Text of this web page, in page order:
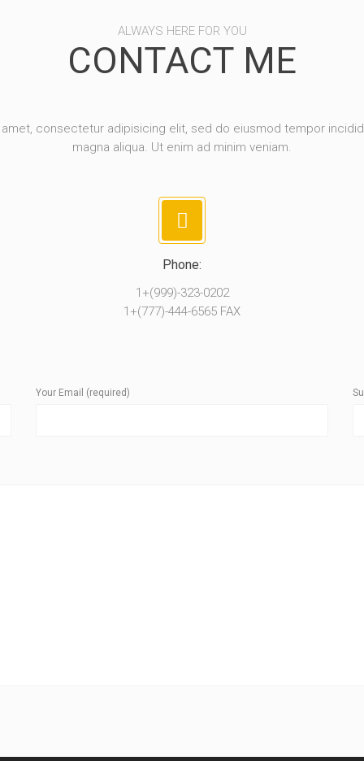
ALWAYS HERE FOR YOU
CONTACT ME
consectetur adipisicing elit, sed do eiusmod tempor
magna aliqua. Ut enim ad minim veniam.
Phone:
1+(999)-323-0202
1+(777)-444-6565 FAX
Your Email (required)